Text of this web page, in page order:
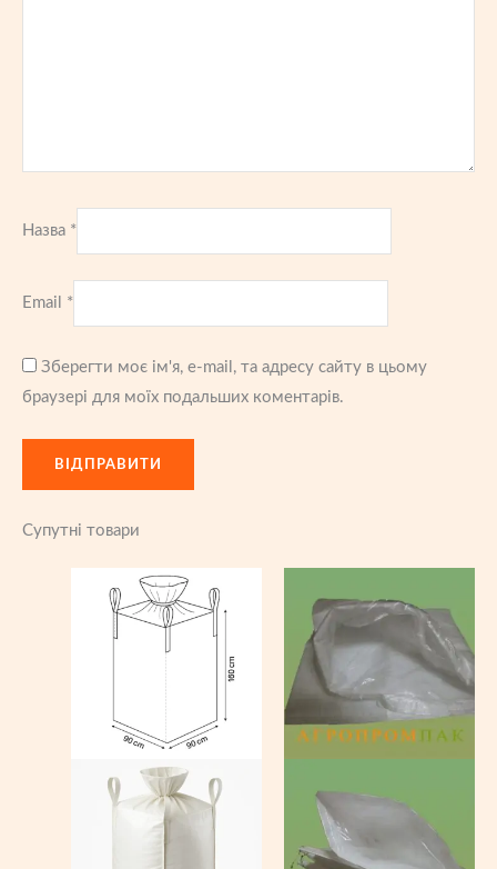
Назва *
Email *
Зберегти моє ім'я, e-mail, та адресу сайту в цьому
браузері для моїх подальших коментарів.
Супутні товари